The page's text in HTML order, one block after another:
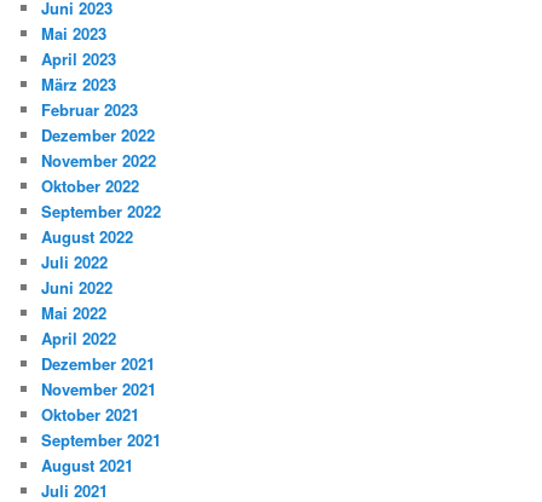
Juni 2023
Mai 2023
April 2023
März 2023
Februar 2023
Dezember 2022
November 2022
Oktober 2022
September 2022
August 2022
Juli 2022
Juni 2022
Mai 2022
April 2022
Dezember 2021
November 2021
Oktober 2021
September 2021
August 2021
Juli 2021